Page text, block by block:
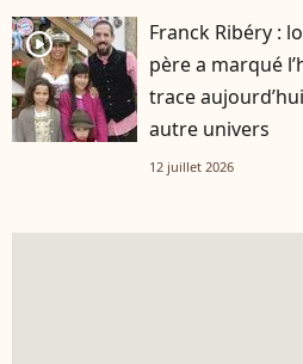
player2
Franck Ribéry :
père a marqué
trace
autre univers
12 juillet 2026